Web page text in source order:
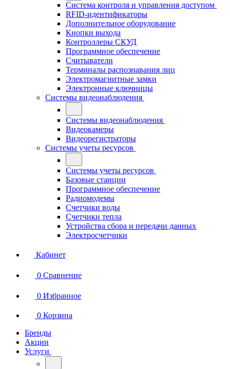
Система контроля и управления доступом
RFID-идентификаторы
Дополнительное оборудование
Кнопки выхода
Контроллеры СКУД
Программное обеспечение
Считыватели
Терминалы распознавания лиц
Электромагнитные замки
Электронные ключницы
Системы видеонаблюдения
Системы видеонаблюдения
Видеокамеры
Видеорегистраторы
Системы учеты ресурсов
Системы учеты ресурсов
Базовые станции
Программное обеспечение
Радиомодемы
Счетчики воды
Счетчики тепла
Устройства сбора и передачи данных
Электросчетчики
Кабинет
0 Сравнение
0 Избранное
0 Корзина
Бренды
Акции
Услуги